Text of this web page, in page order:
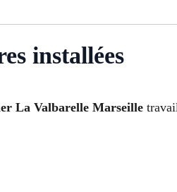
installées
La Valbarelle Marseille